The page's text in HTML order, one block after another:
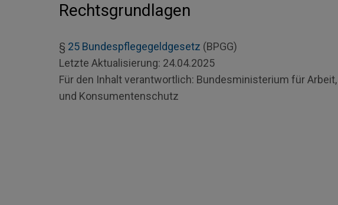
Rechtsgrundlagen
§ 25 Bundespflegegeldgesetz (BPGG)
Letzte Aktualisierung: 24.04.2025
Für den Inhalt verantwortlich: Bundesministerium für
und Konsumentenschutz